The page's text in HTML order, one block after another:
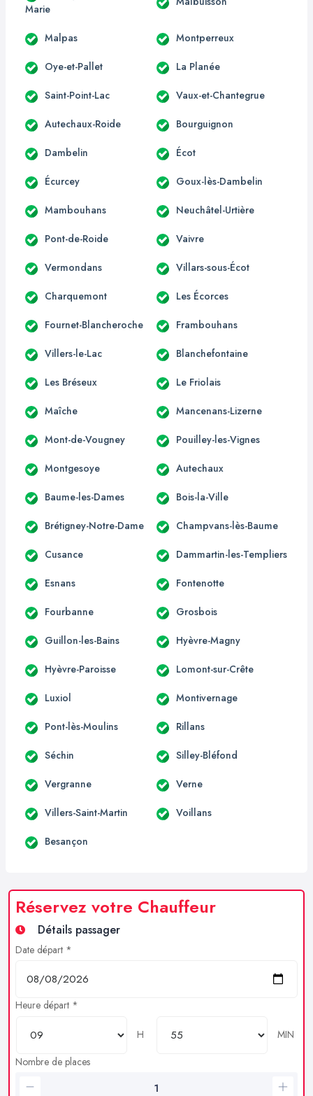
Marie
Malpas Montperreux
Oye-et-Pallet La Planée
Saint-Point-Lac Vaux-et-Chantegrue
Autechaux-Roide Bourguignon
Dambelin Écot
Écurcey Goux-lès-Dambelin
Mambouhans Neuchâtel-Urtière
Pont-de-Roide Vaivre
Vermondans Villars-sous-Écot
Charquemont Les Écorces
Fournet-Blancheroche Frambouhans
Villers-le-Lac Blanchefontaine
Les Bréseux Le Friolais
Maîche Mancenans-Lizerne
Mont-de-Vougney Pouilley-les-Vignes
Montgesoye Autechaux
Baume-les-Dames Bois-la-Ville
Brétigney-Notre-Dame Champvans-lès-Baume
Cusance Dammartin-les-Templiers
Esnans Fontenotte
Fourbanne Grosbois
Guillon-les-Bains Hyèvre-Magny
Hyèvre-Paroisse Lomont-sur-Crête
Luxiol Montivernage
Pont-lès-Moulins Rillans
Séchin Silley-Bléfond
Vergranne Verne
Villers-Saint-Martin Voillans
Besançon
Réservez votre Chauffeur
Détails passager
Date départ *
Heure départ *
H
MIN
Nombre de places